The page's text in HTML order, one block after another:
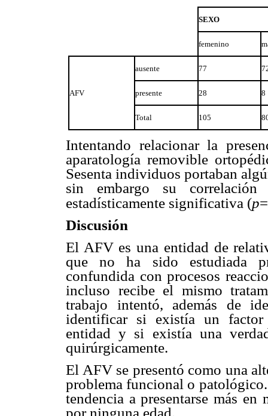
SEXO
femenino
AFV
ausente 77
presente 28 8
Total 105
Intentando relacionar la
aparatología removible
Sesenta individuos portaban
sin embargo su
estadísticamente significativa (p
Discusión
El AFV es una entidad de
que no ha sido estudiada
confundida con procesos
incluso recibe el mismo
trabajo intentó, además de
identificar si existía un factor
entidad y si existía una
quirúrgicamente.
El AFV se presentó como una
problema funcional o
tendencia a presentarse más